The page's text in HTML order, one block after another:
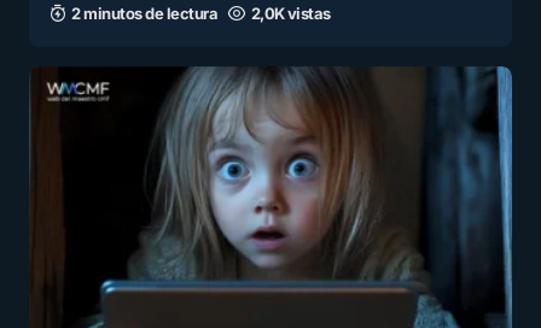
2 minutos de lectura 2,0K vistas